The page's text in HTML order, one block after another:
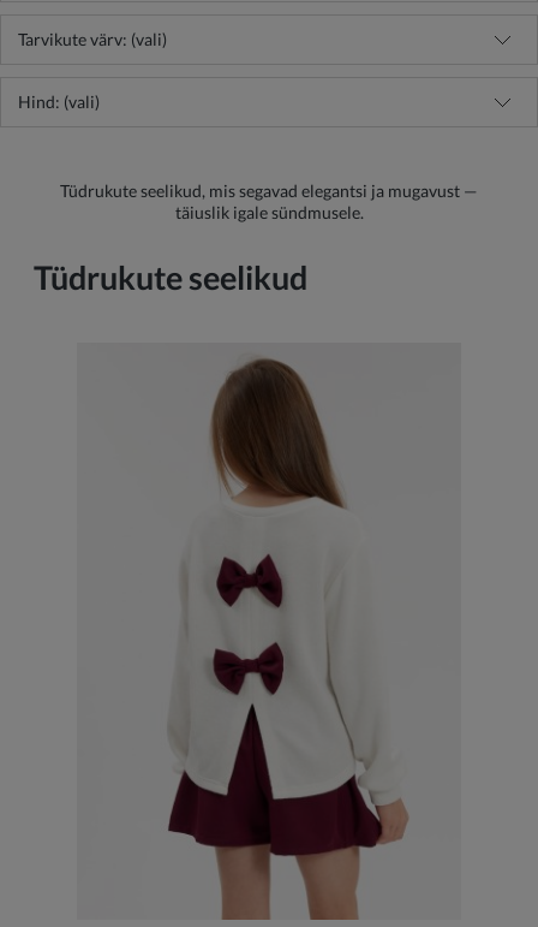
Tarvikute värv: (vali)
Hind: (vali)
Tüdrukute seelikud, mis segavad elegantsi ja mugavust —
täiuslik igale sündmusele.
Tüdrukute seelikud